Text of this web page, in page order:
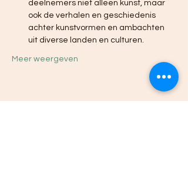
deelnemers niet alleen kunst, maar
ook de verhalen en geschiedenis
achter kunstvormen en ambachten
uit diverse landen en culturen.
Meer weergeven